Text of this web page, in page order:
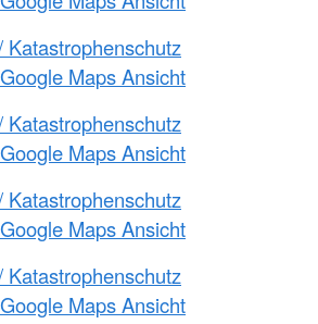
Katastrophenschutz
Maps Ansicht
Katastrophenschutz
Maps Ansicht
Katastrophenschutz
Maps Ansicht
Katastrophenschutz
Maps Ansicht